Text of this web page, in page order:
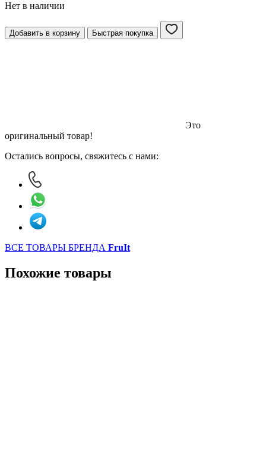
Нет в наличии
Добавить в корзину Быстрая покупка
Это
оригинальный товар!
Остались вопросы, свяжитесь с нами:
ВСЕ ТОВАРЫ БРЕНДА FruIt
Похожие товары